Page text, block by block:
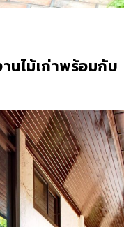
นไม้เก่าพร้อมกับ